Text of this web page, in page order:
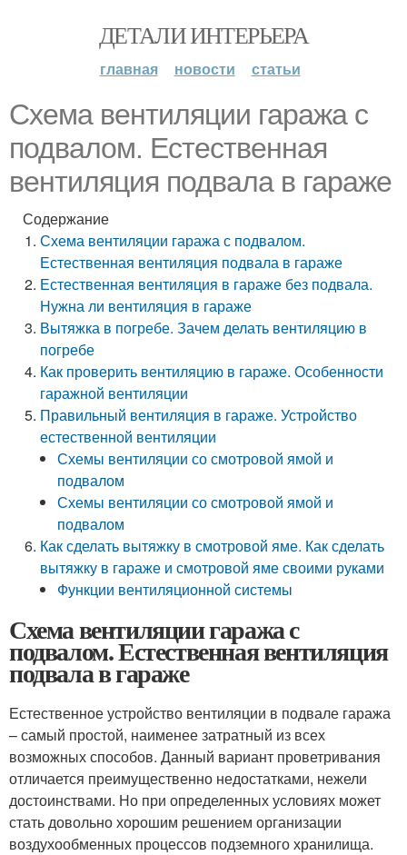
ДЕТАЛИ ИНТЕРЬЕРА
главная новости статьи
Схема вентиляции гаража с
подвалом. Естественная
вентиляция подвала в гараже
Содержание
Схема вентиляции гаража с подвалом.
Естественная вентиляция подвала в гараже
Естественная вентиляция в гараже без подвала.
Нужна ли вентиляция в гараже
Вытяжка в погребе. Зачем делать вентиляцию в
погребе
Как проверить вентиляцию в гараже. Особенности
гаражной вентиляции
Правильный вентиляция в гараже. Устройство
естественной вентиляции
Схемы вентиляции со смотровой ямой и
подвалом
Схемы вентиляции со смотровой ямой и
подвалом
Как сделать вытяжку в смотровой яме. Как сделать
вытяжку в гараже и смотровой яме своими руками
Функции вентиляционной системы
Схема вентиляции гаража с
подвалом. Естественная вентиляция
подвала в гараже
Естественное устройство вентиляции в подвале гаража
– самый простой, наименее затратный из всех
возможных способов. Данный вариант проветривания
отличается преимущественно недостатками, нежели
достоинствами. Но при определенных условиях может
стать довольно хорошим решением организации
воздухообменных процессов подземного хранилища.